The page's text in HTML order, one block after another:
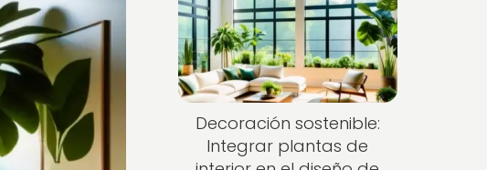
Decoración sostenible:
Integrar plantas de